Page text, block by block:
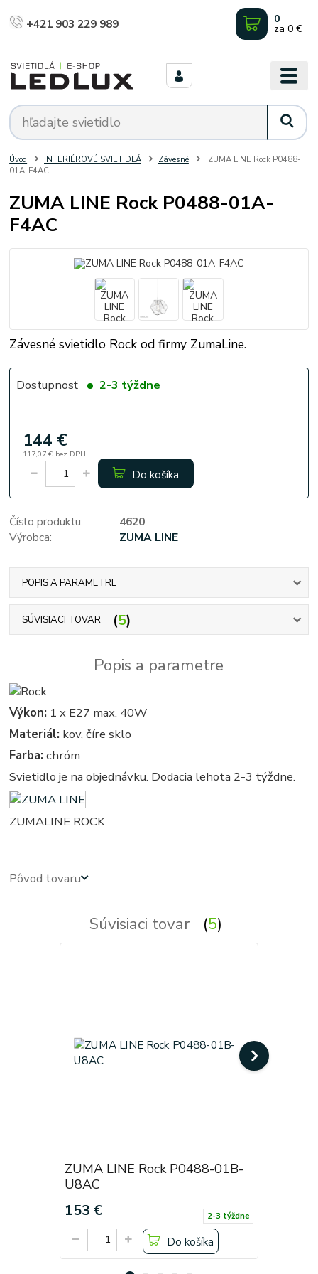
+421 903 229 989 0
za 0 €
Úvod INTERIÉROVÉ SVIETIDLÁ Závesné
ZUMA LINE Rock P0488-
01A-F4AC
ZUMA LINE Rock P0488-01A-
F4AC
Závesné svietidlo Rock od firmy ZumaLine.
Dostupnosť 2-3 týždne
144 €
117,07 € bez DPH
Do košíka
Číslo produktu:
4620
Výrobca:
ZUMA LINE
POPIS A PARAMETRE
SÚVISIACI TOVAR 5
Popis a parametre
Výkon: 1 x E27 max. 40W
Materiál: kov, číre sklo
Farba: chróm
Svietidlo je na objednávku. Dodacia lehota 2-3 týždne.
ZUMALINE ROCK
Pôvod tovaru
Súvisiaci tovar 5
ZUMA LINE Rock P0488-01B-
U8AC
153 € 2-3 týždne
Do košíka